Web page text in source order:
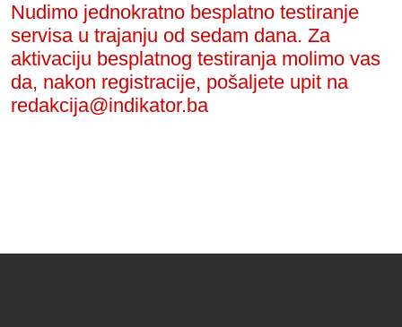
Nudimo jednokratno besplatno testiranje
servisa u trajanju od sedam dana. Za
aktivaciju besplatnog testiranja molimo vas
da, nakon registracije, pošaljete upit na
redakcija@indikator.ba